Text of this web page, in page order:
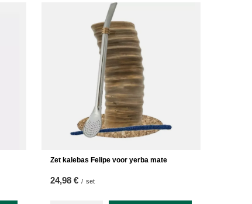
Zet kalebas Felipe voor yerba mate
24,98 € / set